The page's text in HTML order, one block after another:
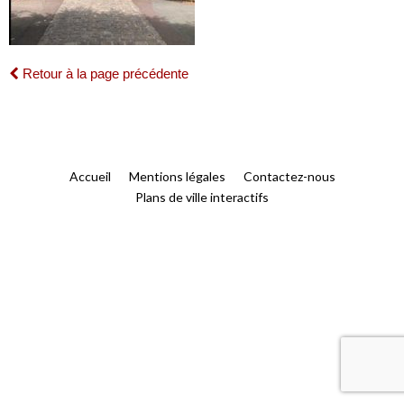
Retour à la page précédente
Accueil Mentions légales
Contactez-nous
Plans de ville interactifs